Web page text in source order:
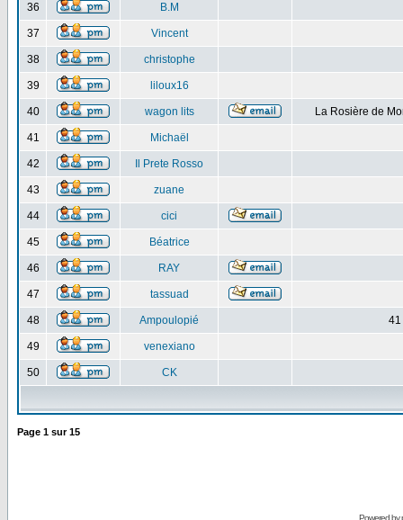
36 B.M
37 Vincent
38 christophe
39 liloux16
40 wagon lits La Rosière de
41 Michaël
42 Il Prete Rosso
43 zuane
44 cici
45 Béatrice
46 RAY
47 tassuad
48 Ampoulopié 41
49 venexiano
50 CK
Page 1 sur15
Powered by